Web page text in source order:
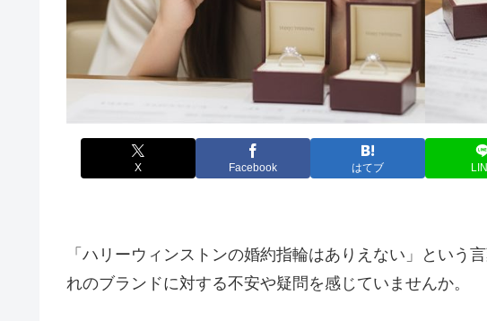
X Facebook はてブ
「ハリーウィンストンの婚約指輪はありえない」という
れのブランドに対する不安や疑問を感じていませんか。